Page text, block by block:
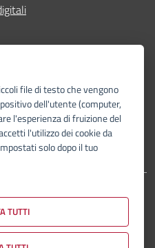
plane
whatsapp
del sito
i diritti riservati.
file di testo che vengono
dell'utente (computer,
l'esperienza di fruizione del
l'utilizzo dei cookie da
solo dopo il tuo
TUTTI